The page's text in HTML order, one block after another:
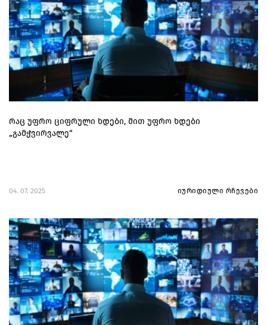
რაც უფრო ციფრული ხდები, მით უფრო ხდები
„გამჭვირვალე“
04. 07. 2025 იურიდიული რჩევები